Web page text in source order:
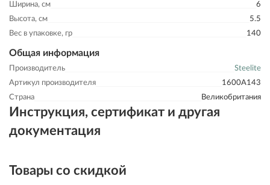
Ширина, см
6
Высота, см
5.5
Вес в упаковке, гр
140
Общая информация
Производитель
Steelite
Артикул производителя
1600A143
Страна
Великобритания
Инструкция, сертификат и другая
документация
Товары со скидкой